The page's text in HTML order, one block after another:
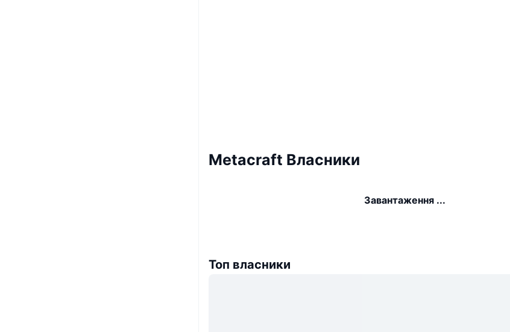
Metacraft Власники
Завантаження ...
Топ власники